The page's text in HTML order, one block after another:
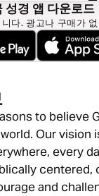
성경 앱 다운로드
다. 광고나 구매가
to believe
Our vision
every
centered,
and